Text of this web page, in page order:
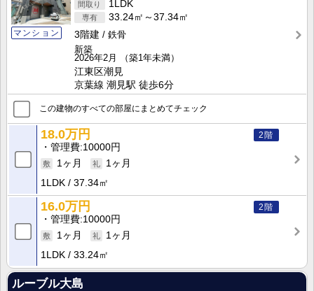
マンション
1LDK
33.24㎡～37.34㎡
3階建
鉄骨
新築
2026年2月
（築1年未満）
江東区潮見
京葉線 潮見駅 徒歩6分
この建物のすべての部屋にまとめてチェック
2階
18.0万円
管理費 10000円
1ヶ月
1ヶ月
1LDK
37.34㎡
2階
16.0万円
管理費 10000円
1ヶ月
1ヶ月
1LDK
33.24㎡
ルーブル大島